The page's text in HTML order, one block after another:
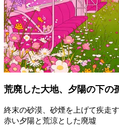
荒廃した大地、夕陽の下の
終末の砂漠、砂煙を上げて疾走
赤い夕陽と荒涼とした廃墟